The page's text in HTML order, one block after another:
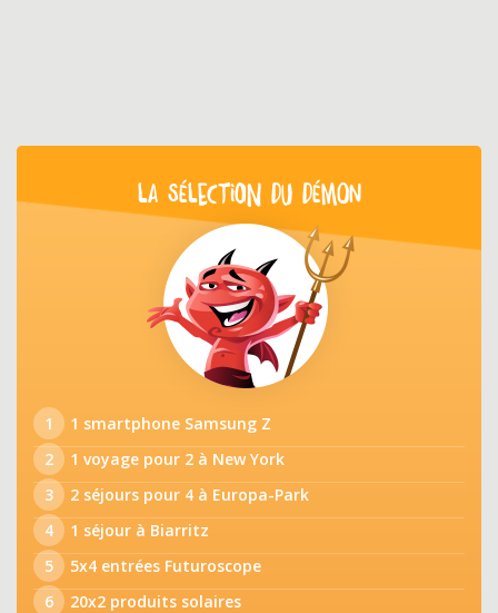
LA SÉLECTION DU DÉMON
1
1 smartphone Samsung Z
2
1 voyage pour 2 à New York
3
2 séjours pour 4 à Europa-Park
4
1 séjour à Biarritz
5
5x4 entrées Futuroscope
6
20x2 produits solaires